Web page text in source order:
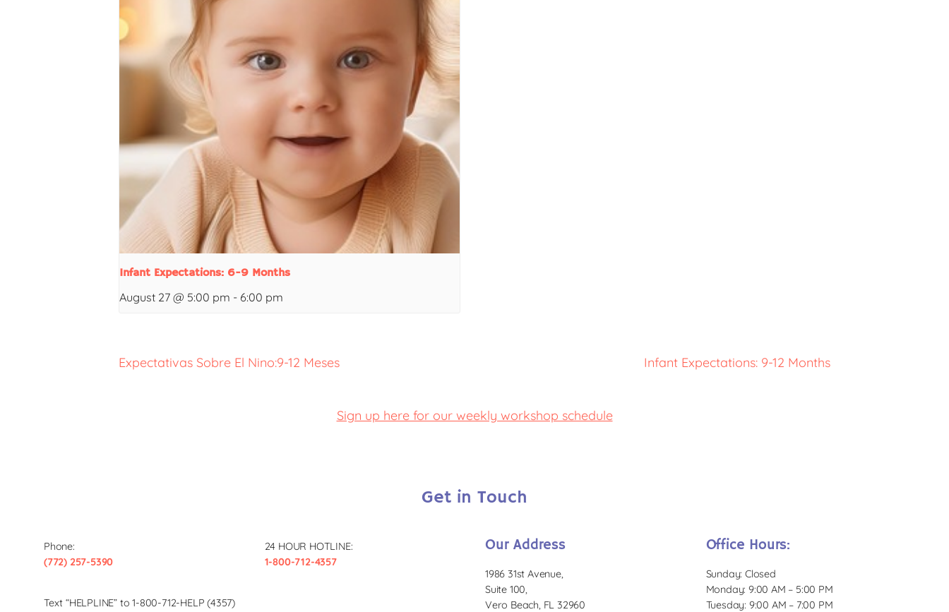
Infant Expectations: 6-9 Months
August 27 @ 5:00 pm - 6:00 pm
Expectativas Sobre El Nino:9-12 Meses Infant Expectations: 9-12 Months
Sign up here for our weekly workshop schedule
Get in Touch
Phone:
(772) 257-5390
24 HOUR HOTLINE:
1-800-712-4357
Text “HELPLINE” to 1-800-712-HELP (4357)
Our Address
1986 31st Avenue,
Suite 100,
Vero Beach, FL 32960
Office Hours:
Sunday: Closed
Monday: 9:00 AM – 5:00 PM
Tuesday: 9:00 AM – 7:00 PM